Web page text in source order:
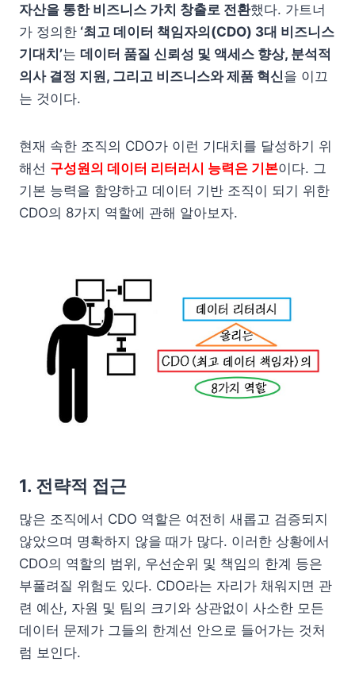
자산을 통한 비즈니스 가치 창출로 전환했다. 가트너
가 정의한 ‘최고 데이터 책임자의(CDO) 3대 비즈니스
기대치’는 데이터 품질 신뢰성 및 액세스 향상, 분석적
의사 결정 지원, 그리고 비즈니스와 제품 혁신을 이끄
는 것이다.
현재 속한 조직의 CDO가 이런 기대치를 달성하기 위
해선 구성원의 데이터 리터러시 능력은 기본이다. 그
기본 능력을 함양하고 데이터 기반 조직이 되기 위한
CDO의 8가지 역할에 관해 알아보자.
1. 전략적 접근
많은 조직에서 CDO 역할은 여전히 새롭고 검증되지
않았으며 명확하지 않을 때가 많다. 이러한 상황에서
CDO의 역할의 범위, 우선순위 및 책임의 한계 등은
부풀려질 위험도 있다. CDO라는 자리가 채워지면 관
련 예산, 자원 및 팀의 크기와 상관없이 사소한 모든
데이터 문제가 그들의 한계선 안으로 들어가는 것처
럼 보인다.